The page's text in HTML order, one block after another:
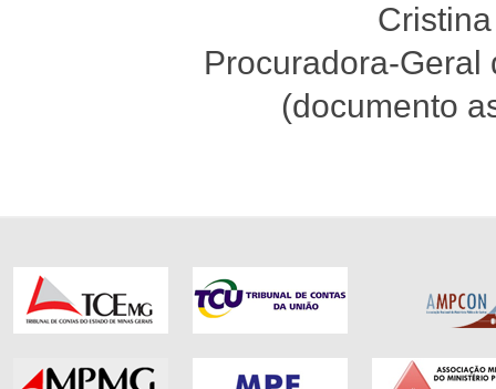
Procuradora-Geral
(documento